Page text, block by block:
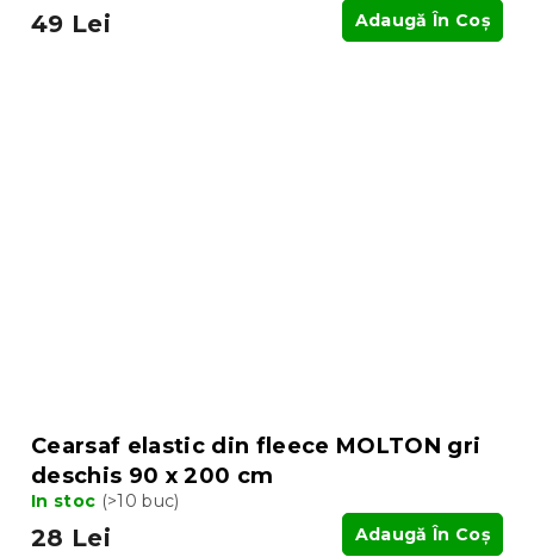
49 Lei Adaugă În Coş
Cearsaf elastic din fleece MOLTON gri
deschis 90 x 200 cm
In stoc (>10 buc)
28 Lei Adaugă În Coş